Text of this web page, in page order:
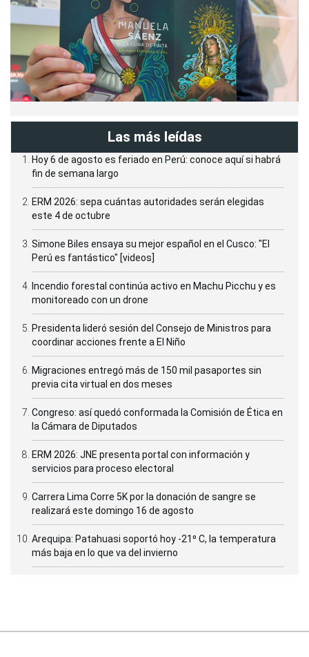
Las más leídas
Hoy 6 de agosto es feriado en Perú: conoce aquí si habrá
fin de semana largo
ERM 2026: sepa cuántas autoridades serán elegidas
este 4 de octubre
Simone Biles ensaya su mejor español en el Cusco: "El
Perú es fantástico" [videos]
Incendio forestal continúa activo en Machu Picchu y es
monitoreado con un drone
Presidenta lideró sesión del Consejo de Ministros para
coordinar acciones frente a El Niño
Migraciones entregó más de 150 mil pasaportes sin
previa cita virtual en dos meses
Congreso: así quedó conformada la Comisión de Ética en
la Cámara de Diputados
ERM 2026: JNE presenta portal con información y
servicios para proceso electoral
Carrera Lima Corre 5K por la donación de sangre se
realizará este domingo 16 de agosto
Arequipa: Patahuasi soportó hoy -21⁰ C, la temperatura
más baja en lo que va del invierno